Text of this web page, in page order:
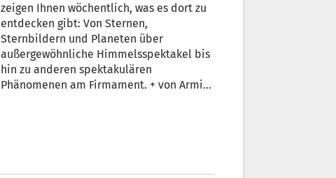
zeigen Ihnen wöchentlich, was es dort zu
entdecken gibt: Von Sternen,
Sternbildern und Planeten über
außergewöhnliche Himmelsspektakel bis
hin zu anderen spektakulären
Phänomenen am Firmament. + von Armin